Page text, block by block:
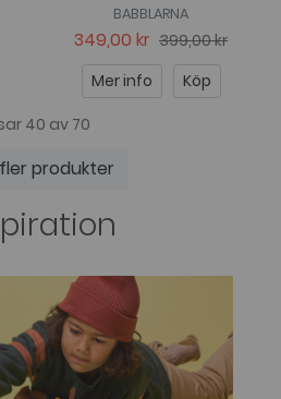
BABBLARNA
349,00 kr 399,00 kr
Mer info
Köp
40 av 70
produkter